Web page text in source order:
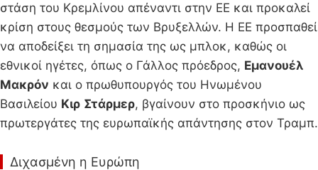
στάση του Κρεμλίνου απέναντι στην ΕΕ και προκαλεί
κρίση στους θεσμούς των Βρυξελλών. Η ΕΕ προσπαθεί
να αποδείξει τη σημασία της ως μπλοκ, καθώς οι
εθνικοί ηγέτες, όπως ο Γάλλος πρόεδρος, Εμανουέλ
Μακρόν και ο πρωθυπουργός του Ηνωμένου
Βασιλείου Κιρ Στάρμερ, βγαίνουν στο προσκήνιο ως
πρωτεργάτες της ευρωπαϊκής απάντησης στον Τραμπ.
Διχασμένη η Ευρώπη